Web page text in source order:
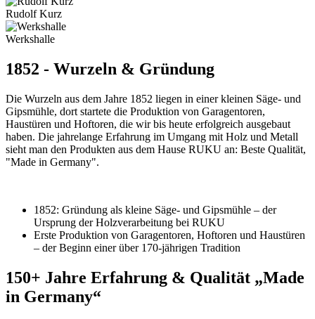
Rudolf Kurz
Werkshalle
1852 - Wurzeln & Gründung
Die Wurzeln aus dem Jahre 1852 liegen in einer kleinen Säge- und
Gipsmühle, dort startete die Produktion von Garagentoren,
Haustüren und Hoftoren, die wir bis heute erfolgreich ausgebaut
haben. Die jahrelange Erfahrung im Umgang mit Holz und Metall
sieht man den Produkten aus dem Hause RUKU an: Beste Qualität,
"Made in Germany".
1852: Gründung als kleine Säge- und Gipsmühle – der
Ursprung der Holzverarbeitung bei RUKU
Erste Produktion von Garagentoren, Hoftoren und Haustüren
– der Beginn einer über 170‑jährigen Tradition
150+ Jahre Erfahrung & Qualität „Made
in Germany“